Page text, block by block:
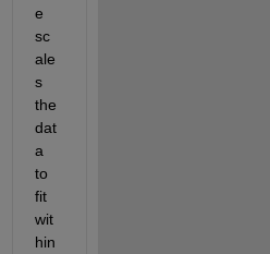
e
sc
ale
s
the
dat
a
to
fit
wit
hin